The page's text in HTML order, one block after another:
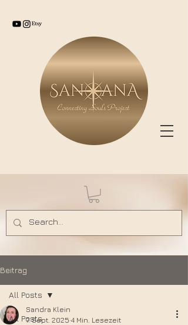
Beitrag
All Posts
All Posts
Sandra Klein
7. Sept. 2025 4 Min. Lesezeit